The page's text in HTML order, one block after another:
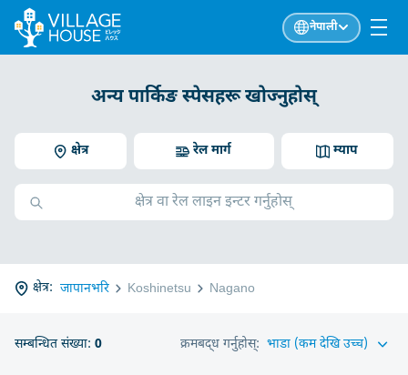
नेपाली
अन्य पार्किङ स्पेसहरू खोज्नुहोस्
क्षेत्र म्याप
रेल मार्ग
क्षेत्र: जापानभरि Koshinetsu Nagano
सम्बन्धित संख्या: 0 क्रमबद्ध गर्नुहोस्: